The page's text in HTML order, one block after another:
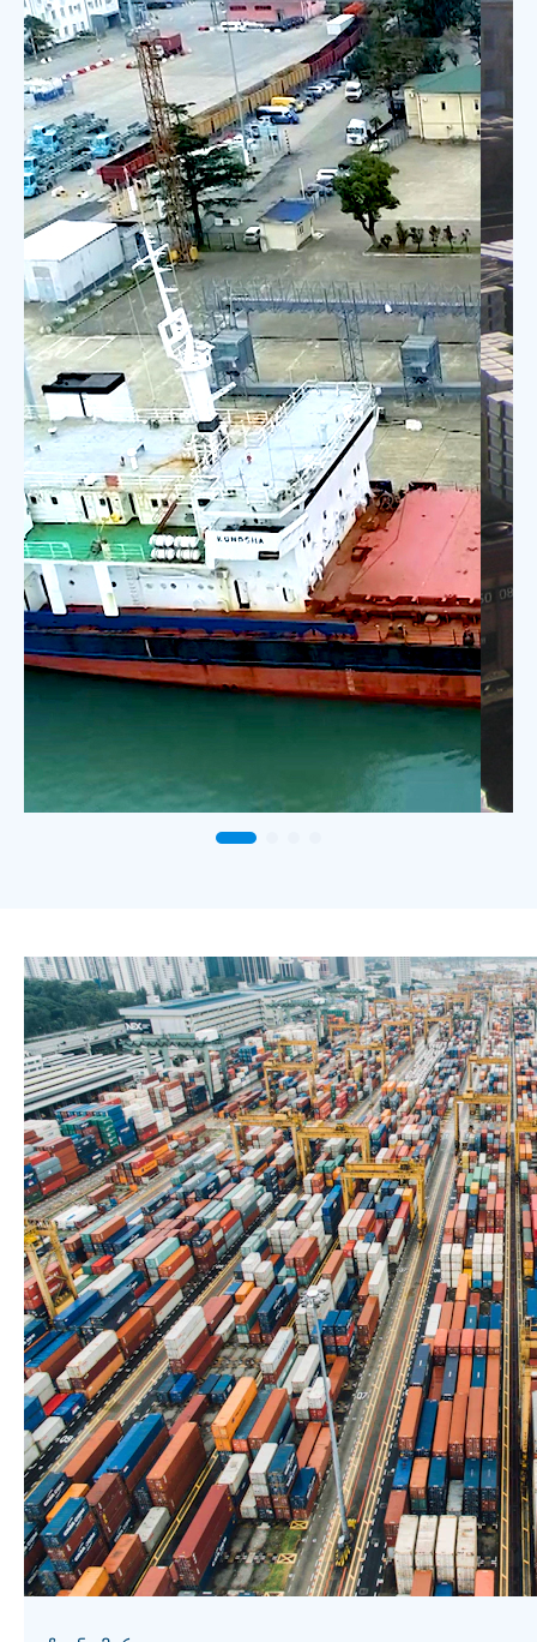
პეის ტერმინალი
PACE Group-მა მიიღო $50
მლნ დაფინანსება კერძო
უცხოური ინვესტიციების
კორპორაციისგან (OPIC)
ფოთის პორტში ახალი
მრავალფუნქციური საზღვაო
ტერმინალის განვითარების,
მშენებლობისა და
ექსპლუატაციისთვის.
გაიგე მეტი